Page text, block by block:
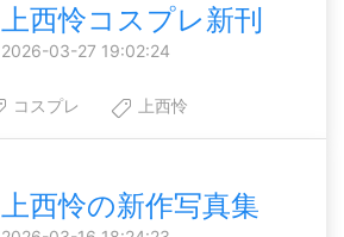
上西怜コスプレ新刊
2026-03-27 19:02:24
コスプレ 上西怜
上西怜の新作写真集